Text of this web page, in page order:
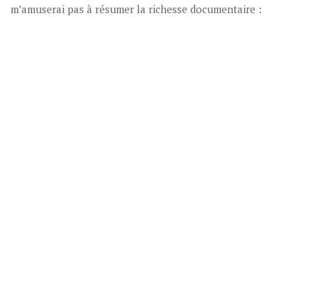
m’amuserai pas à résumer la richesse documentaire :